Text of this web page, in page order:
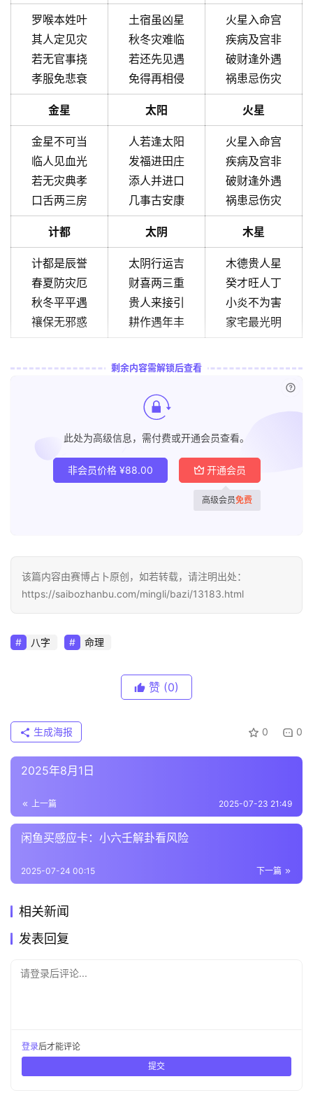
罗喉本姓叶
其人定见灾
若无官事挠
孝服免悲衰
土宿虽凶星
秋冬灾难临
若还先见遇
免得再相侵
火星入命宫
疾病及宫非
破财逢外遇
祸患忌伤灾
金星 太阳 火星
金星不可当
临人见血光
若无灾典孝
口舌两三房
人若逢太阳
发福进田庄
添人并进口
几事古安康
火星入命宫
疾病及宫非
破财逢外遇
祸患忌伤灾
计都 太阴 木星
计都是辰誉
春夏防灾厄
秋冬平平遇
禳保无邪惑
太阴行运吉
财喜两三重
贵人来接引
耕作遇年丰
木德贵人星
癸才旺人丁
小炎不为害
家宅最光明
剩余内容需解锁后查看
此处为高级信息，需付费或开通会员查看。
非会员价格 ¥88.00 开通会员
高级会员免费
该篇内容由赛博占卜原创，如若转载，请注明出处：
https://saibozhanbu.com/mingli/bazi/13183.html
八字 命理
赞 (0)
0 0
生成海报
2025年8月1日
上一篇 2025-07-23 21:49
闲鱼买感应卡：小六壬解卦看风险
下一篇
2025-07-24 00:15
相关新闻
发表回复
请登录后评论...
登录后才能评论
提交